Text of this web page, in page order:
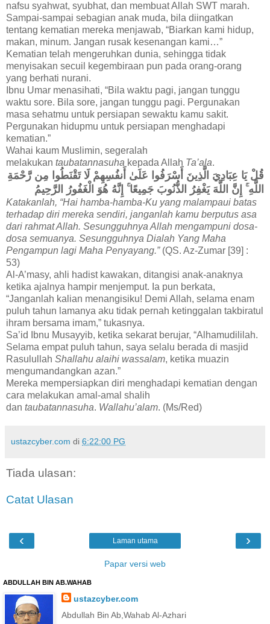
nafsu syahwat, syubhat, dan membuat Allah SWT marah.
Sampai-sampai sebagian anak muda, bila diingatkan
tentang kematian mereka menjawab, “Biarkan kami hidup,
makan, minum. Jangan rusak kesenangan kami…”
Kematian telah mengeruhkan dunia, sehingga tidak
menyisakan secuil kegembiraan pun pada orang-orang
yang berhati nurani.
Ibnu Umar menasihati, “Bila waktu pagi, jangan tunggu
waktu sore. Bila sore, jangan tunggu pagi. Pergunakan
masa sehatmu untuk persiapan sewaktu kamu sakit.
Pergunakan hidupmu untuk persiapan menghadapi
kematian.”
Wahai kaum Muslimin, segeralah
melakukan taubatannasuha kepada Allah Ta’ala.
قُلْ يَا عِبَادِيَ الَّذِينَ أَسْرَفُوا عَلَىٰ أَنفُسِهِمْ لَا تَقْنَطُوا مِن رَّحْمَةِ
اللَّهِ ۚ إِنَّ اللَّهَ يَغْفِرُ الذُّنُوبَ جَمِيعًا ۚ إِنَّهُ هُوَ الْغَفُورُ الرَّحِيمُ
Katakanlah, “Hai hamba-hamba-Ku yang malampaui batas
terhadap diri mereka sendiri, janganlah kamu berputus asa
dari rahmat Allah. Sesungguhnya Allah mengampuni dosa-
dosa semuanya. Sesungguhnya Dialah Yang Maha
Pengampun lagi Maha Penyayang.”(QS. Az-Zumar [39] :
53)
Al-A’masy, ahli hadist kawakan, ditangisi anak-anaknya
ketika ajalnya hampir menjemput. Ia pun berkata,
“Janganlah kalian menangisiku! Demi Allah, selama enam
puluh tahun lamanya aku tidak pernah ketinggalan takbiratul
ihram bersama imam,” tukasnya.
Sa’id Ibnu Musayyib, ketika sekarat berujar, “Alhamudililah.
Selama empat puluh tahun, saya selalu berada di masjid
Rasulullah Shallahu alaihi wassalam, ketika muazin
mengumandangkan azan.”
Mereka mempersiapkan diri menghadapi kematian dengan
cara melakukan amal-amal shalih
dan taubatannasuha. Wallahu’alam. (Ms/Red)
ustazcyber.com di 6:22:00 PG
Tiada ulasan:
Catat Ulasan
‹ ›
Laman utama
Papar versi web
ABDULLAH BIN AB.WAHAB
ustazcyber.com
Abdullah Bin Ab,Wahab Al-Azhari